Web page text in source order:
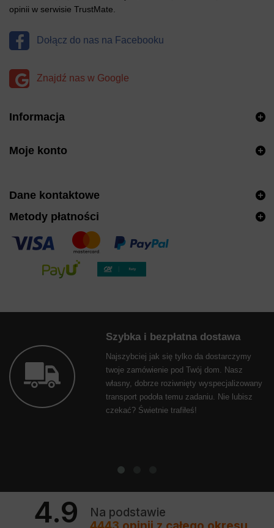
opinii w serwisie TrustMate.
Dołącz do nas na Facebooku
Znajdź nas w Google
Informacja
Moje konto
Dane kontaktowe
Metody płatności
Szybka i bezpłatna dostawa
Najszybciej jak się tylko da dostarczymy
twoje zamówienie pod Twój dom. Nasz
własny, dobrze roziwnięty wyspecjalizowany
transport podoła temu zadaniu. Nie lubisz
czekać? Świetnie trafiłeś!
4.9
Na podstawie